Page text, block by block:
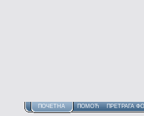
ПОЧЕТНА ПОМОЋ ПРЕТРАГА